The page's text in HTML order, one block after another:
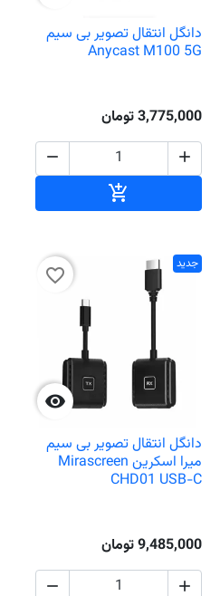
دانگل انتقال تصویر بی سیم
Anycast M100 5G
3,775,000 تومان



جدید

favorite_border
دانگل انتقال تصویر بی سیم
میرا اسکرین Mirascreen
CHD01 USB-C
9,485,000 تومان

